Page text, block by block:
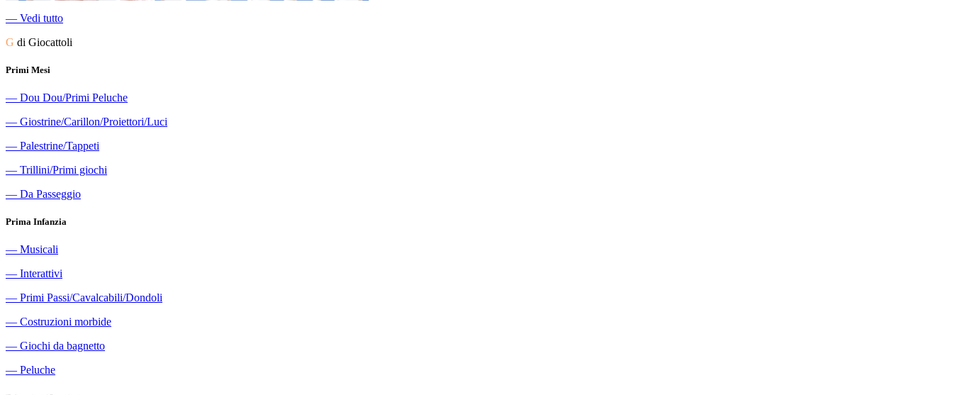
― Vedi tutto
G di Giocattoli
Primi Mesi
― Dou Dou/Primi Peluche
― Giostrine/Carillon/Proiettori/Luci
― Palestrine/Tappeti
― Trillini/Primi giochi
― Da Passeggio
Prima Infanzia
― Musicali
― Interattivi
― Primi Passi/Cavalcabili/Dondoli
― Costruzioni morbide
― Giochi da bagnetto
― Peluche